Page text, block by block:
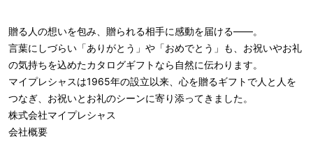
贈る人の想いを包み、贈られる相手に感動を届ける――。
言葉にしづらい「ありがとう」や「おめでとう」も、お祝いやお礼
の気持ちを込めたカタログギフトなら自然に伝わります。
マイプレシャスは1965年の設立以来、心を贈るギフトで人と人を
つなぎ、お祝いとお礼のシーンに寄り添ってきました。
株式会社マイプレシャス
会社概要